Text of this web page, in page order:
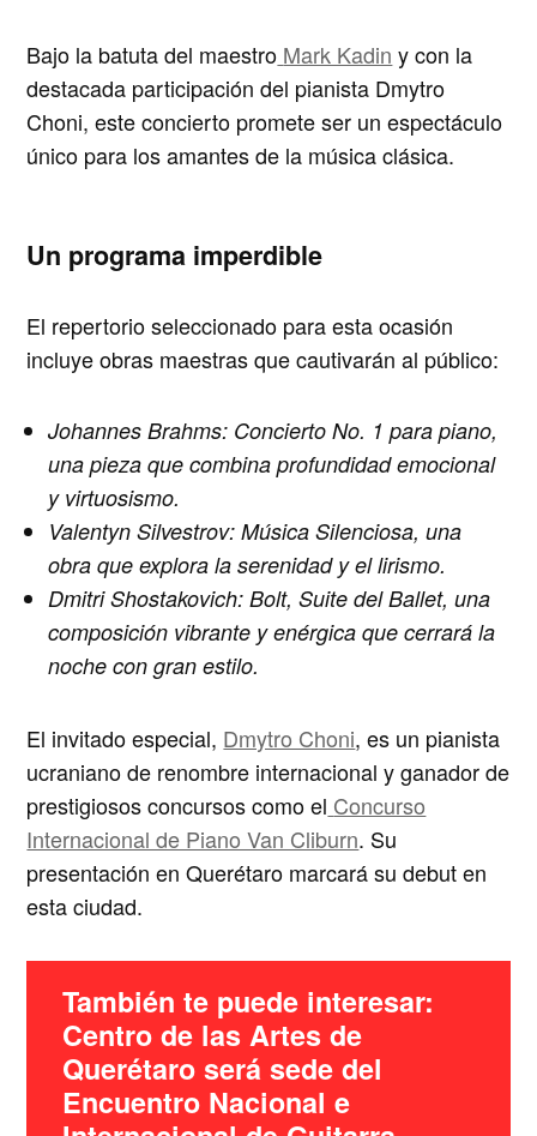
Bajo la batuta del maestro Mark Kadin y con la
destacada participación del pianista Dmytro
Choni, este concierto promete ser un espectáculo
único para los amantes de la música clásica.
Un programa imperdible
El repertorio seleccionado para esta ocasión
incluye obras maestras que cautivarán al público:
Johannes Brahms: Concierto No. 1 para piano,
una pieza que combina profundidad emocional
y virtuosismo.
Valentyn Silvestrov: Música Silenciosa, una
obra que explora la serenidad y el lirismo.
Dmitri Shostakovich:Bolt, Suite del Ballet, una
composición vibrante y enérgica que cerrará la
noche con gran estilo.
El invitado especial, Dmytro Choni, es un pianista
ucraniano de renombre internacional y ganador de
prestigiosos concursos como el Concurso
Internacional de Piano Van Cliburn. Su
presentación en Querétaro marcará su debut en
esta ciudad.
También te puede interesar:
Centro de las Artes de
Querétaro será sede del
Encuentro Nacional e